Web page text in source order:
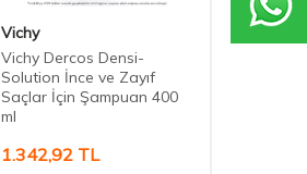
Vichy
Vichy Dercos Densi-
Solution İnce ve Zayıf
Saçlar İçin Şampuan 400
ml
1.342,92 TL
Phyto